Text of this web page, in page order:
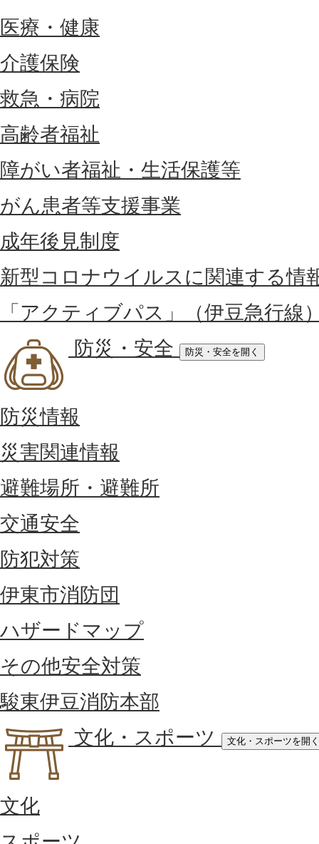
医療・健康
介護保険
救急・病院
高齢者福祉
障がい者福祉・生活保護等
がん患者等支援事業
成年後見制度
新型コロナウイルスに関連する情
「アクティブパス」（伊豆急行線
防災・安全
防災・安全を開く
防災情報
災害関連情報
避難場所・避難所
交通安全
防犯対策
伊東市消防団
ハザードマップ
その他安全対策
駿東伊豆消防本部
文化・スポーツ
文化・スポーツを開く
文化